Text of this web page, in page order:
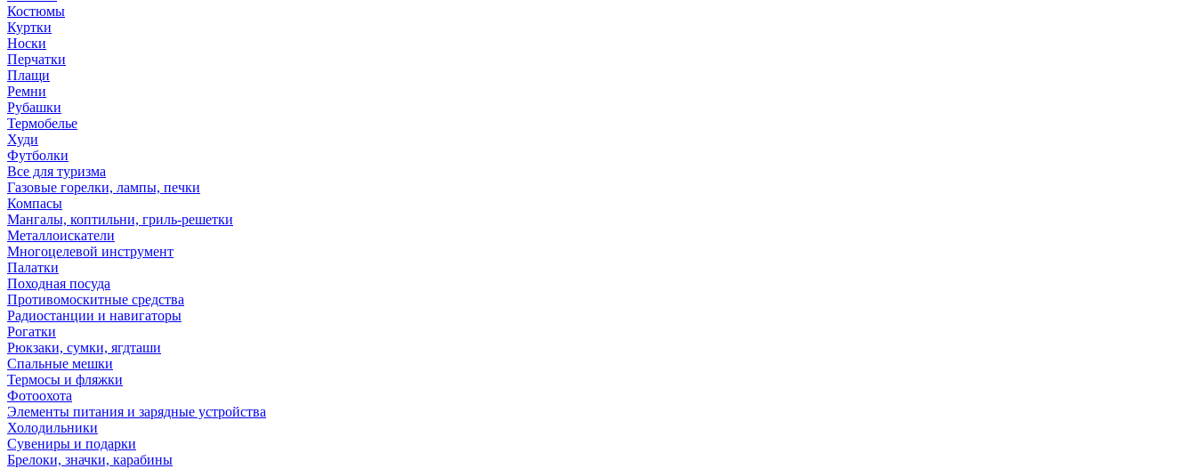
Костюмы
Куртки
Носки
Перчатки
Плащи
Ремни
Рубашки
Термобелье
Худи
Футболки
Все для туризма
Газовые горелки, лампы, печки
Компасы
Мангалы, коптильни, гриль-решетки
Металлоискатели
Многоцелевой инструмент
Палатки
Походная посуда
Противомоскитные средства
Радиостанции и навигаторы
Рогатки
Рюкзаки, сумки, ягдташи
Спальные мешки
Термосы и фляжки
Фотоохота
Элементы питания и зарядные устройства
Холодильники
Сувениры и подарки
Брелоки, значки, карабины